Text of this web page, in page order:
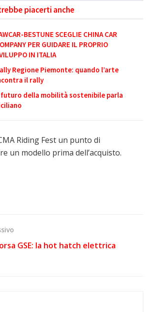
piacerti anche
BESTUNE SCEGLIE CHINA CAR
PER GUIDARE IL PROPRIO
IN ITALIA
Regione Piemonte: quando l’arte
il rally
della mobilità sostenibile parla
Riding Fest un punto di
un modello prima dell’acquisto.
GSE: la hot hatch elettrica